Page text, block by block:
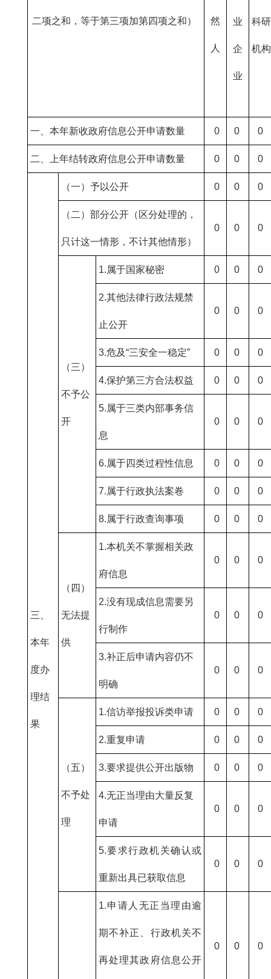
二项之和，等于第三项加第四项之和） 然
人
业
企
业
科研
机构
一、本年新收政府信息公开申请数量 0 0 0
二、上年结转政府信息公开申请数量 0 0 0
三、
本年
度办
理结
果
（一）予以公开 0 0 0
（二）部分公开（区分处理的，
只计这一情形，不计其他情形）
0 0 0
（三）
不予公
开
1.属于国家秘密 0 0 0
2.其他法律行政法规禁
止公开
0 0 0
3.危及“三安全一稳定” 0 0 0
4.保护第三方合法权益 0 0 0
5.属于三类内部事务信
息
0 0 0
6.属于四类过程性信息 0 0 0
7.属于行政执法案卷 0 0 0
8.属于行政查询事项 0 0 0
（四）
无法提
供
1.本机关不掌握相关政
府信息
0 0 0
2.没有现成信息需要另
行制作
0 0 0
3.补正后申请内容仍不
明确
0 0 0
（五）
不予处
理
1.信访举报投诉类申请 0 0 0
2.重复申请 0 0 0
3.要求提供公开出版物 0 0 0
4.无正当理由大量反复
申请
0 0 0
5.要求行政机关确认或
重新出具已获取信息
0 0 0
1.申请人无正当理由逾
期不补正、行政机关不
再处理其政府信息公开
0 0 0